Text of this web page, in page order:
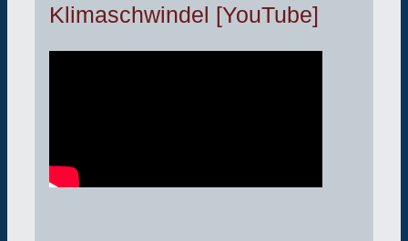
Klimaschwindel [YouTube]